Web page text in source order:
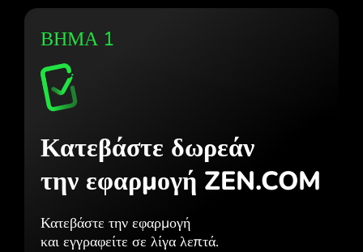
ΒΗΜΑ 1
Κατεβάστε δωρεάν
την εφαρμογή ZEN.COM
Κατεβάστε την εφαρμογή
και εγγραφείτε σε λίγα λεπτά.